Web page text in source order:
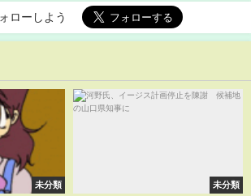
ローしよう
未分類 未分類